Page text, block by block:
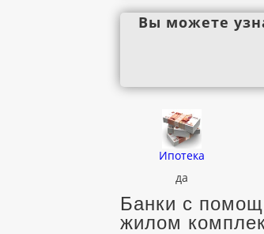
Вы можете
Ипотека
да
Банки с
жилом